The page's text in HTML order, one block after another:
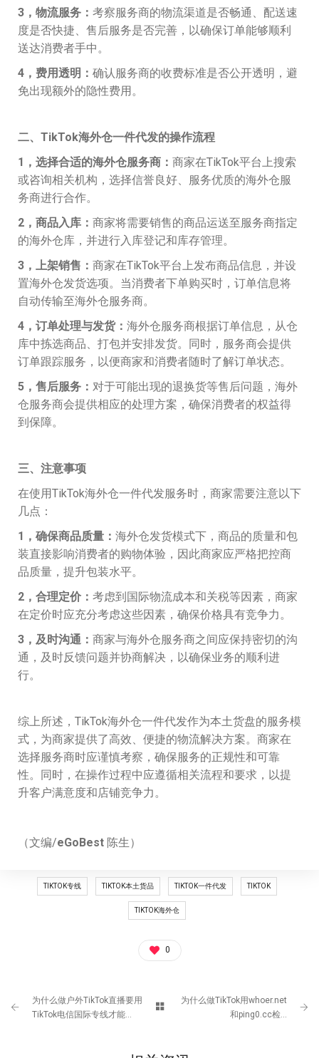
3，物流服务： 考察服务商的物流渠道是否畅通、配送速
度是否快捷、售后服务是否完善，以确保订单能够顺利
送达消费者手中。
4，费用透明： 确认服务商的收费标准是否公开透明，避
免出现额外的隐性费用。
二、TikTok海外仓一件代发的操作流程
1，选择合适的海外仓服务商： 商家在TikTok平台上搜索
或咨询相关机构，选择信誉良好、服务优质的海外仓服
务商进行合作。
2，商品入库： 商家将需要销售的商品运送至服务商指定
的海外仓库，并进行入库登记和库存管理。
3，上架销售： 商家在TikTok平台上发布商品信息，并设
置海外仓发货选项。当消费者下单购买时，订单信息将
自动传输至海外仓服务商。
4，订单处理与发货： 海外仓服务商根据订单信息，从仓
库中拣选商品、打包并安排发货。同时，服务商会提供
订单跟踪服务，以便商家和消费者随时了解订单状态。
5，售后服务： 对于可能出现的退换货等售后问题，海外
仓服务商会提供相应的处理方案，确保消费者的权益得
到保障。
三、注意事项
在使用TikTok海外仓一件代发服务时，商家需要注意以下
几点：
1，确保商品质量： 海外仓发货模式下，商品的质量和包
装直接影响消费者的购物体验，因此商家应严格把控商
品质量，提升包装水平。
2，合理定价： 考虑到国际物流成本和关税等因素，商家
在定价时应充分考虑这些因素，确保价格具有竞争力。
3，及时沟通： 商家与海外仓服务商之间应保持密切的沟
通，及时反馈问题并协商解决，以确保业务的顺利进
行。
综上所述，TikTok海外仓一件代发作为本土货盘的服务模
式，为商家提供了高效、便捷的物流解决方案。商家在
选择服务商时应谨慎考察，确保服务的正规性和可靠
性。同时，在操作过程中应遵循相关流程和要求，以提
升客户满意度和店铺竞争力。
（文编/eGoBest 陈生）
TIKTOK专线 TIKTOK本土货品 TIKTOK一件代发 TIKTOK
TIKTOK海外仓
0
为什么做户外TikTok直播要用
TikTok电信国际专线才能...
为什么做TikTok用whoer.net
和ping0.cc检...